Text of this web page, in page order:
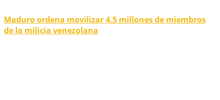
Maduro ordena movilizar 4.5 millones de miembros
de la milicia venezolana